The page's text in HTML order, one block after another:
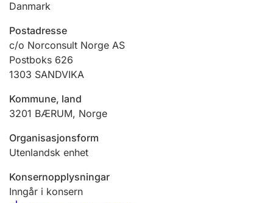
Ektepaktrettleiaren
Andre tema
Danmark
Postadresse
c/o Norconsult Norge AS
Postboks 626
1303 SANDVIKA
Kommune, land
3201 BÆRUM, Norge
Organisasjonsform
Utenlandsk enhet
Konsernopplysningar
Inngår i konsern